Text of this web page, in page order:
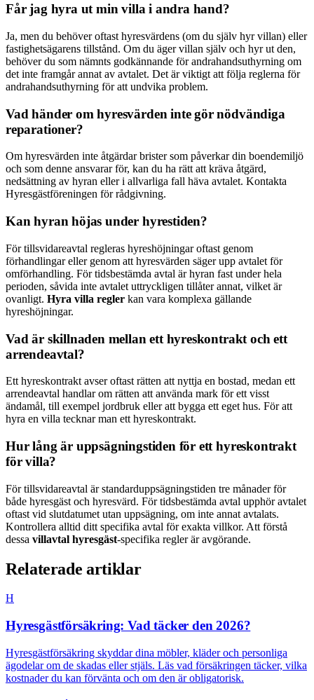
Får jag hyra ut min villa i andra hand?
Ja, men du behöver oftast hyresvärdens (om du själv hyr villan) eller
fastighetsägarens tillstånd. Om du äger villan själv och hyr ut den,
behöver du som nämnts godkännande för andrahandsuthyrning om
det inte framgår annat av avtalet. Det är viktigt att följa reglerna för
andrahandsuthyrning för att undvika problem.
Vad händer om hyresvärden inte gör nödvändiga
reparationer?
Om hyresvärden inte åtgärdar brister som påverkar din boendemiljö
och som denne ansvarar för, kan du ha rätt att kräva åtgärd,
nedsättning av hyran eller i allvarliga fall häva avtalet. Kontakta
Hyresgästföreningen för rådgivning.
Kan hyran höjas under hyrestiden?
För tillsvidareavtal regleras hyreshöjningar oftast genom
förhandlingar eller genom att hyresvärden säger upp avtalet för
omförhandling. För tidsbestämda avtal är hyran fast under hela
perioden, såvida inte avtalet uttryckligen tillåter annat, vilket är
ovanligt. Hyra villa regler kan vara komplexa gällande
hyreshöjningar.
Vad är skillnaden mellan ett hyreskontrakt och ett
arrendeavtal?
Ett hyreskontrakt avser oftast rätten att nyttja en bostad, medan ett
arrendeavtal handlar om rätten att använda mark för ett visst
ändamål, till exempel jordbruk eller att bygga ett eget hus. För att
hyra en villa tecknar man ett hyreskontrakt.
Hur lång är uppsägningstiden för ett hyreskontrakt
för villa?
För tillsvidareavtal är standarduppsägningstiden tre månader för
både hyresgäst och hyresvärd. För tidsbestämda avtal upphör avtalet
oftast vid slutdatumet utan uppsägning, om inte annat avtalats.
Kontrollera alltid ditt specifika avtal för exakta villkor. Att förstå
dessa villavtal hyresgäst-specifika regler är avgörande.
Relaterade artiklar
H
Hyresgästförsäkring: Vad täcker den 2026?
Hyresgästförsäkring skyddar dina möbler, kläder och personliga
ägodelar om de skadas eller stjäls. Läs vad försäkringen täcker, vilka
kostnader du kan förvänta och om den är obligatorisk.